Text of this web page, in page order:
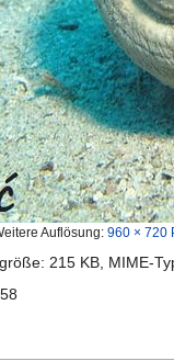
Auflösung: 960 × 720
215 KB, MIME-